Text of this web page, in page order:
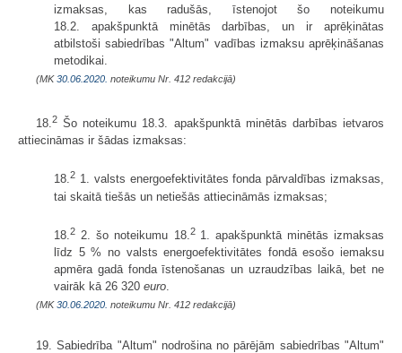
izmaksas, kas radušās, īstenojot šo noteikumu
18.2. apakšpunktā minētās darbības, un ir aprēķinātas
atbilstoši sabiedrības "Altum" vadības izmaksu aprēķināšanas
metodikai.
(MK30.06.2020. noteikumu Nr. 412 redakcijā)
18.2 Šo noteikumu 18.3. apakšpunktā minētās darbības ietvaros
attiecināmas ir šādas izmaksas:
18.2 1. valsts energoefektivitātes fonda pārvaldības izmaksas,
tai skaitā tiešās un netiešās attiecināmās izmaksas;
18. 2 2. šo noteikumu 18. 2 1. apakšpunktā minētās izmaksas
līdz 5 % no valsts energoefektivitātes fondā esošo iemaksu
apmēra gadā fonda īstenošanas un uzraudzības laikā, bet ne
vairāk kā 26 320 euro
(MK30.06.2020. noteikumu Nr. 412 redakcijā)
19. Sabiedrība "Altum" nodrošina no pārējām sabiedrības "Altum"